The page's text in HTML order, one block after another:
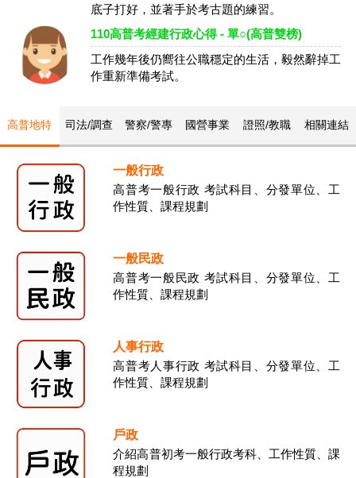
底子打好，並著手於考古題的練習。
110高普考經建行政心得 - 單○(高普雙榜)
工作幾年後仍嚮往公職穩定的生活，毅然辭掉工
作重新準備考試。
高普地特 司法/調查 警察/警專 國營事業 證照/教職 相關連結
一般行政
高普考一般行政 考試科目、分發單位、工
作性質、課程規劃
一般民政
高普考一般民政 考試科目、分發單位、工
作性質、課程規劃
人事行政
高普考人事行政 考試科目、分發單位、工
作性質、課程規劃
戶政
介紹高普初考一般行政考科、工作性質、課
程規劃